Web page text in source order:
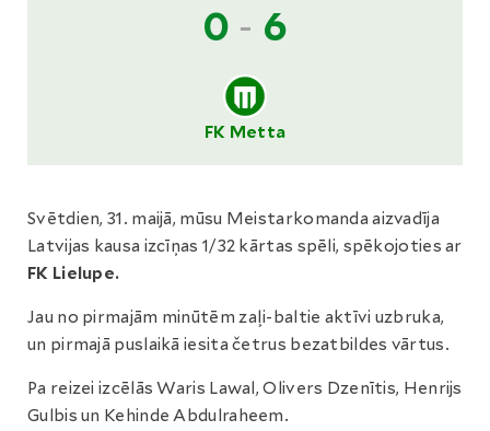
0 - 6
FK Metta
Svētdien, 31. maijā, mūsu Meistarkomanda aizvadīja
Latvijas kausa izcīņas 1/32 kārtas spēli, spēkojoties ar
FK Lielupe.
Jau no pirmajām minūtēm zaļi-baltie aktīvi uzbruka,
un pirmajā puslaikā iesita četrus bezatbildes vārtus.
Pa reizei izcēlās Waris Lawal, Olivers Dzenītis, Henrijs
Gulbis un Kehinde Abdulraheem.